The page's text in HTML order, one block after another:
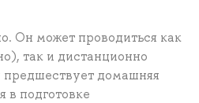
Он может проводиться как
так и дистанционно
домашняя
в подготовке